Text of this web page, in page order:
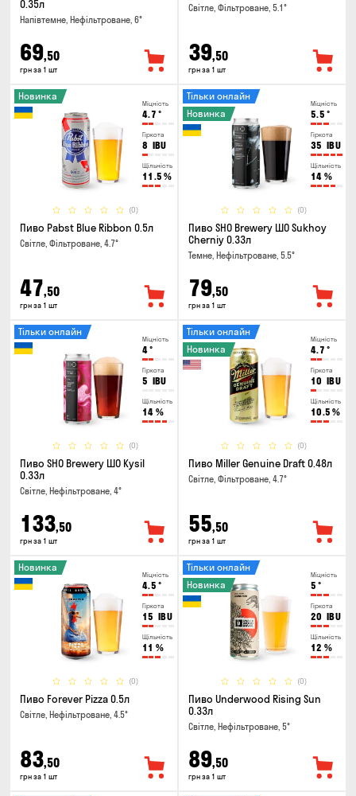
0.35л
Напівтемне, Нефільтроване, 6°
69,50
грн за 1 шт
Світле, Фільтроване, 5.1°
39,50
грн за 1 шт
Міцність
4.7 °
Гіркота
8 IBU
Щільність
11.5 %
(0)
Новинка
Пиво Pabst Blue Ribbon 0.5л
Світле, Фільтроване, 4.7°
47,50
грн за 1 шт
Міцність
5.5 °
Гіркота
35 IBU
Щільність
14 %
(0)
Тільки онлайн
Новинка
Пиво SHO Brewery ШО Sukhoy
Cherniy 0.33л
Темне, Нефільтроване, 5.5°
79,50
грн за 1 шт
Міцність
4°
Гіркота
5 IBU
Щільність
14 %
(0)
Тільки онлайн
Пиво SHO Brewery ШО Kysil
0.33л
Світле, Нефільтроване, 4°
133,50
грн за 1 шт
Міцність
4.7 °
Гіркота
10 IBU
Щільність
10.5 %
(0)
Тільки онлайн
Новинка
Пиво Miller Genuine Draft 0.48л
Світле, Фільтроване, 4.7°
55,50
грн за 1 шт
Міцність
4.5 °
Гіркота
15 IBU
Щільність
11 %
(0)
Новинка
Пиво Forever Pizza 0.5л
Світле, Нефільтроване, 4.5°
83,50
грн за 1 шт
Міцність
5 °
Гіркота
20 IBU
Щільність
12 %
(0)
Тільки онлайн
Новинка
Пиво Underwood Rising Sun
0.33л
Світле, Нефільтроване, 5°
89,50
грн за 1 шт